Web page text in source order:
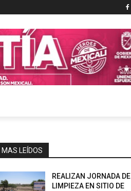
MAS LEÍDOS
REALIZAN JORNADA DE
LIMPIEZA EN SITIO DE